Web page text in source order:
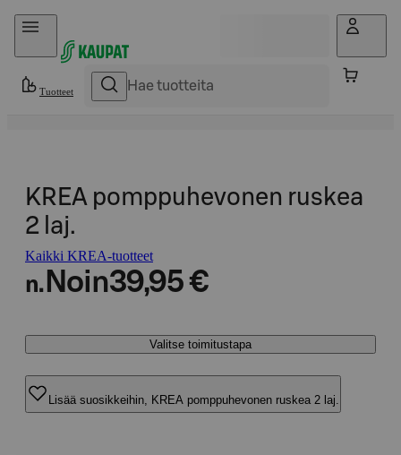
Hyppää sisältöön
Tuotteet
KREA pomppuhevonen ruskea
2 laj.
Kaikki KREA-tuotteet
n. Noin39,95 €
Valitse toimitustapa
Lisää suosikkeihin, KREA pomppuhevonen ruskea 2 laj.